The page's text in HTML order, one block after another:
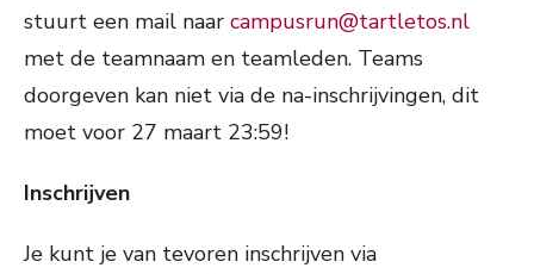
stuurt een mail naar campusrun@tartletos.nl
met de teamnaam en teamleden. Teams
doorgeven kan niet via de na-inschrijvingen, dit
moet voor 27 maart 23:59!
Inschrijven
Je kunt je van tevoren inschrijven via